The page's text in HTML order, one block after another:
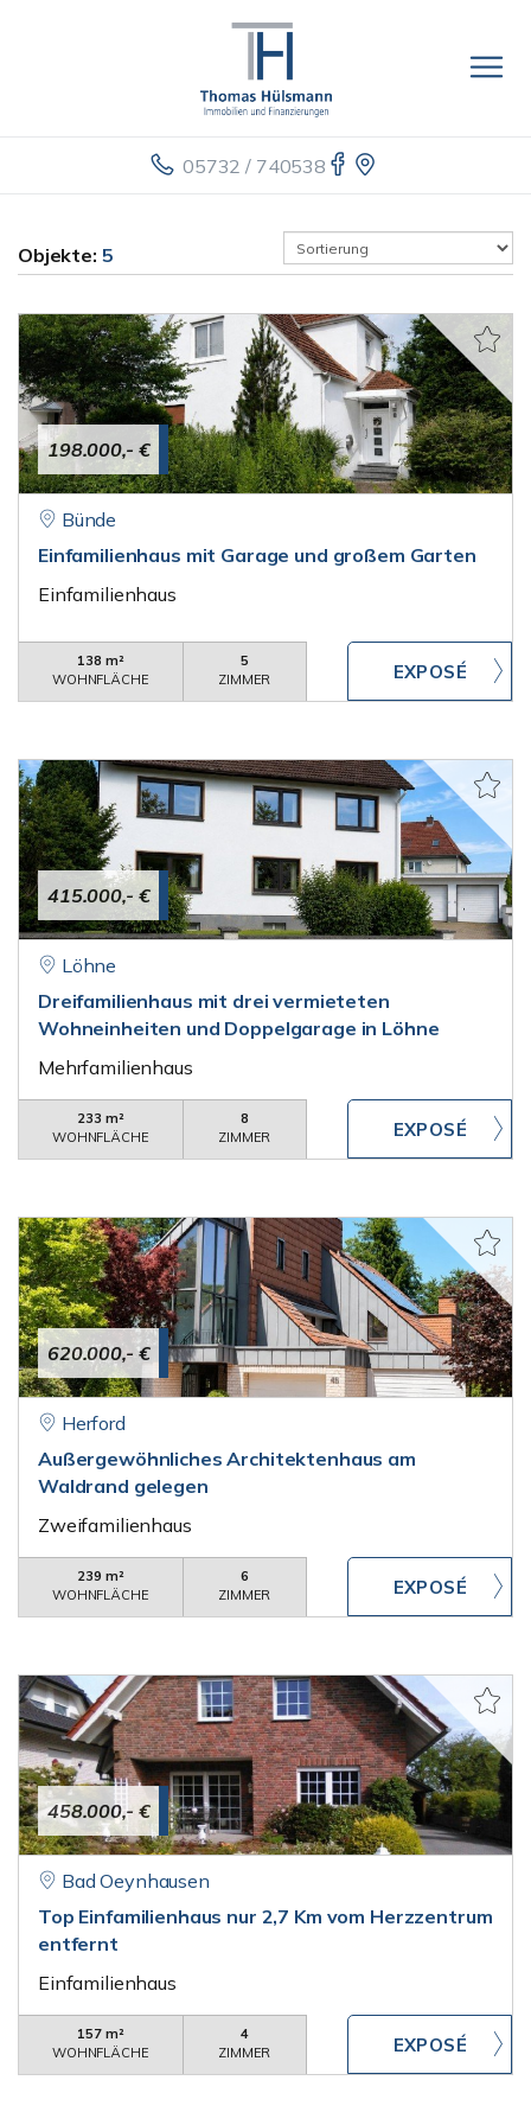
05732 / 740538
Objekte: 5
198.000,- €
Bünde
Einfamilienhaus mit Garage und großem Garten
Einfamilienhaus
138 m²
WOHNFLÄCHE
5
ZIMMER
415.000,- €
Löhne
Dreifamilienhaus mit drei vermieteten
Wohneinheiten und Doppelgarage in Löhne
Mehrfamilienhaus
233 m²
WOHNFLÄCHE
8
ZIMMER
620.000,- €
Herford
Außergewöhnliches Architektenhaus am
Waldrand gelegen
Zweifamilienhaus
239 m²
WOHNFLÄCHE
6
ZIMMER
458.000,- €
Bad Oeynhausen
Top Einfamilienhaus nur 2,7 Km vom Herzzentrum
entfernt
Einfamilienhaus
157 m²
WOHNFLÄCHE
4
ZIMMER